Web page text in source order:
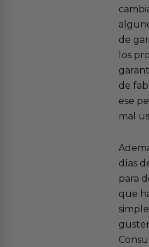
de
los
de
ese
mal
días
para
que